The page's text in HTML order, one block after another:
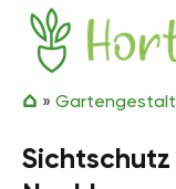
Zum Inhalt springen
Hortica
»